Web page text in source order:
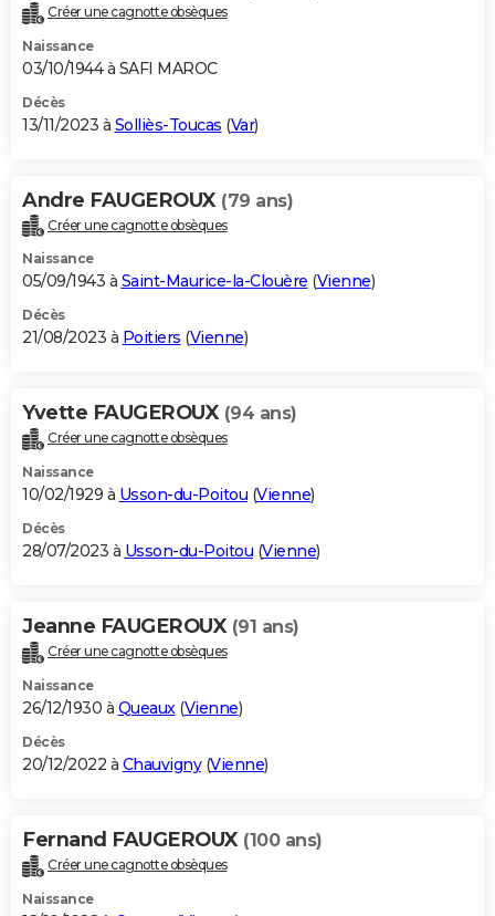
Créer une cagnotte obsèques
Naissance
03/10/1944 à SAFI MAROC
Décès
13/11/2023 à Solliès-Toucas (Var)
Andre FAUGEROUX (79 ans)
Créer une cagnotte obsèques
Naissance
05/09/1943 à Saint-Maurice-la-Clouère (Vienne)
Décès
21/08/2023 à Poitiers (Vienne)
Yvette FAUGEROUX (94 ans)
Créer une cagnotte obsèques
Naissance
10/02/1929 à Usson-du-Poitou (Vienne)
Décès
28/07/2023 à Usson-du-Poitou (Vienne)
Jeanne FAUGEROUX (91 ans)
Créer une cagnotte obsèques
Naissance
26/12/1930 à Queaux(Vienne)
Décès
20/12/2022 à Chauvigny(Vienne)
Fernand FAUGEROUX (100 ans)
Créer une cagnotte obsèques
Naissance